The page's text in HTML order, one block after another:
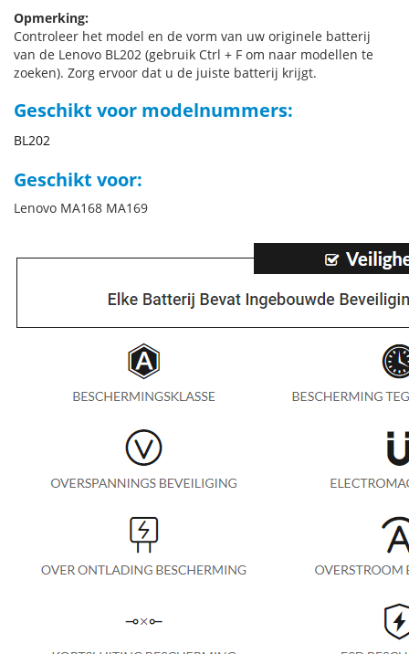
Opmerking:
Controleer het model en de vorm van uw originele batterij
van de Lenovo BL202 (gebruik Ctrl + F om naar modellen te
zoeken). Zorg ervoor dat u de juiste batterij krijgt.
Geschikt voor modelnummers:
BL202
Geschikt voor:
Lenovo MA168 MA169